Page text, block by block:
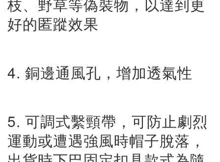
好的匿蹤效果
4. 銅邊通風孔，增加透氣性
5. 可調式繫頸帶，可防止劇烈
運動或遭遇強風時帽子脫落，